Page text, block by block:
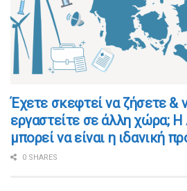
​​Έχετε σκεφτεί να ζήσετε &
εργαστείτε σε άλλη χώρα; Η
μπορεί να είναι η ιδανική
0 SHARES